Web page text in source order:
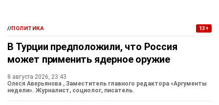
//ПОЛИТИКА 13+
В Турции предположили, что Россия
может применить ядерное оружие
8 августа 2026, 23:43
Олеся Аверьянова , Заместитель главного редактора «Аргументы
недели». Журналист, социолог, писатель.